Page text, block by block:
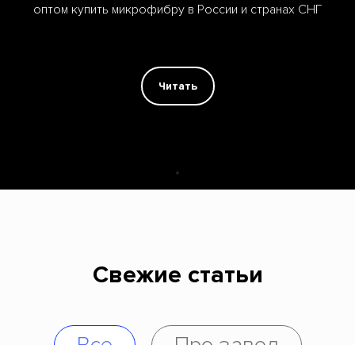
оптом купить микрофибру в России и странах СНГ
Читать
Свежие статьи